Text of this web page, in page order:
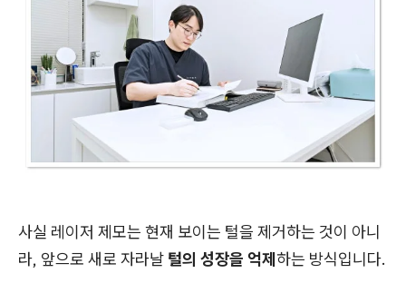
사실 레이저 제모는 현재 보이는 털을 제거하는 것이 아니
라, 앞으로 새로 자라날 털의 성장을 억제하는 방식입니다.